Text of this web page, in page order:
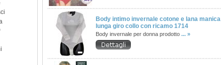
Body intimo invernale cotone e lana manica
lunga giro collo con ricamo 1714
Body invernale per donna prodotto ... »